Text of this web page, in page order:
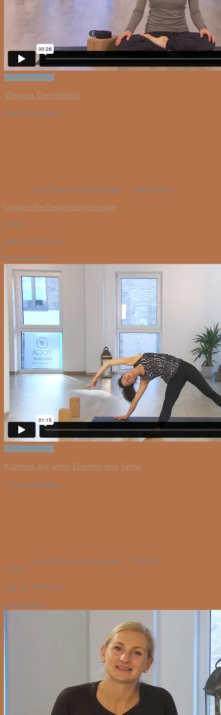
Schnellansicht
Vinyasa Energiekick
1std 20 minuten
mit Tina von Jakubowski Mittelstufe
Ungeprüfte Gesamtbewertungen
9,90 €
inkl. 19 % MwSt.
Einzelvideos
Schnellansicht
Klarheit auf allen Ebenen des Seins
1std 10 minuten
mit Tina von Jakubowski
Für Alle
9,90 €
inkl. 19 % MwSt.
Einzelvideos